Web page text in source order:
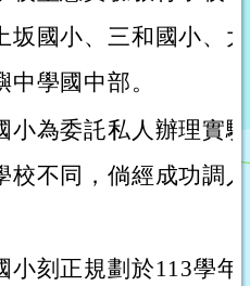
坂國小、三和國小、
學國中部。
小為委託私人辦理實
校不同，倘經成功調
小刻正規劃於113學